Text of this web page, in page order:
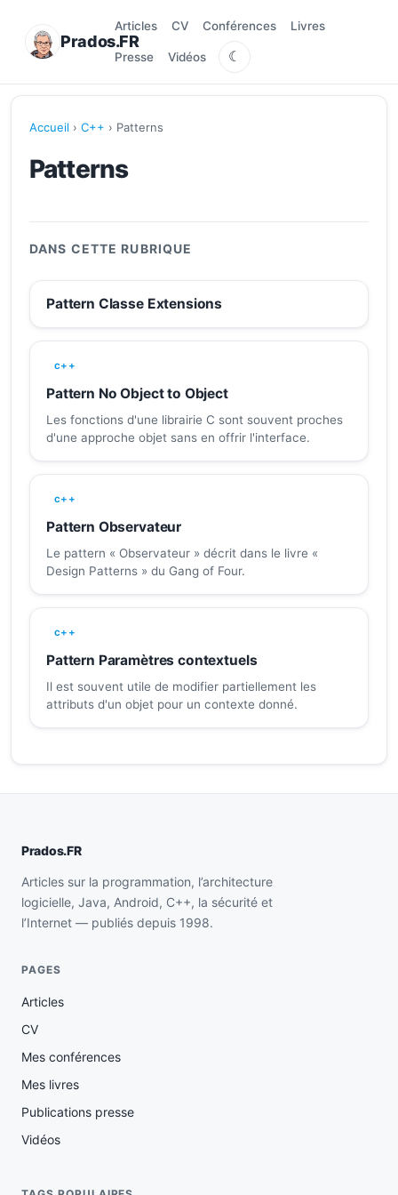
Prados.FR
Articles CV Conférences Livres
Presse Vidéos ☾
Accueil › C++ › Patterns
Patterns
DANS CETTE RUBRIQUE
Pattern Classe Extensions
Pattern No Object to Object
c++
Les fonctions d'une librairie C sont souvent proches
d'une approche objet sans en offrir l'interface.
Pattern Observateur
c++
Le pattern « Observateur » décrit dans le livre «
Design Patterns » du Gang of Four.
Pattern Paramètres contextuels
c++
Il est souvent utile de modifier partiellement les
attributs d'un objet pour un contexte donné.
Prados.FR
Articles sur la programmation, l’architecture
logicielle, Java, Android, C++, la sécurité et
l’Internet — publiés depuis 1998.
PAGES
Articles
CV
Mes conférences
Mes livres
Publications presse
Vidéos